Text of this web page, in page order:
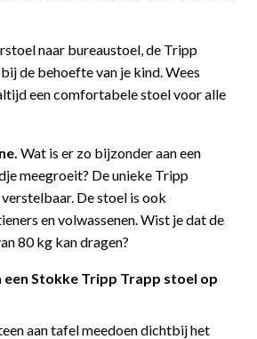
naar bureaustoel, de Tripp
de behoefte van je kind. Wees
een comfortabele stoel voor alle
Wat is er zo bijzonder aan een
meegroeit? De unieke Tripp
De stoel is ook
en volwassenen. Wist je dat de
80 kg kan dragen?
een Stokke Tripp Trapp stoel op
aan tafel meedoen dichtbij het